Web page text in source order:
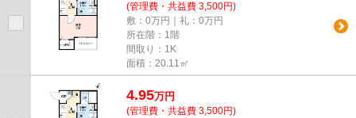
(管理費・共益費 3,500円)
敷：0万円｜礼：0万円
所在階：1階
間取り：1K
面積：20.11㎡
4.95万円
(管理費・共益費 3,500円)